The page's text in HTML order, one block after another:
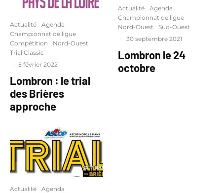
Actualité
Agenda
Championnat de ligue
Compétition
Nord-Ouest
Trial Classic
· 5 février 2022
Lombron : le trial
des Brières
approche
Actualité
Agenda
Actualité
Agenda
Championnat de ligue
Nord-Ouest
Sud-Ouest
· 30 septembre 2021
Lombron le 24
octobre